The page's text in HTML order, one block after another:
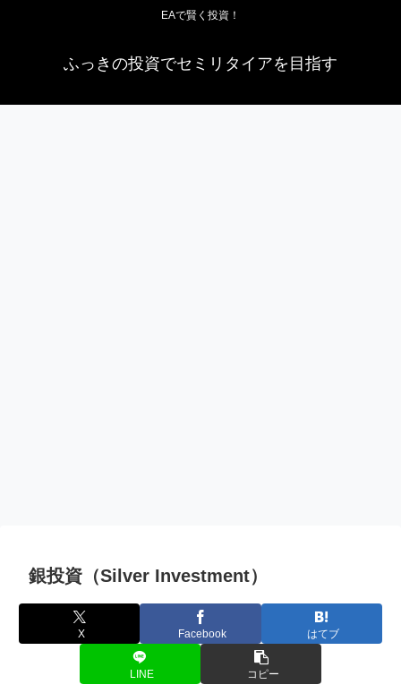
EAで賢く投資！
ふっきの投資でセミリタイアを目指す
銀投資（Silver Investment）
X Facebook はてブ
LINE コピー